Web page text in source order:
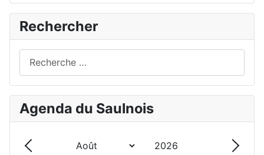
Rechercher
Agenda du Saulnois
Précédent - Mois
Mois
Année